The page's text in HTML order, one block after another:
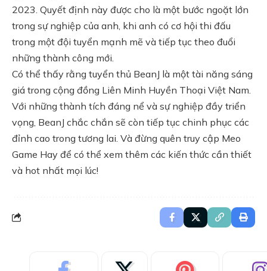
2023. Quyết định này được cho là một bước ngoặt lớn
trong sự nghiệp của anh, khi anh có cơ hội thi đấu
trong một đội tuyển mạnh mẽ và tiếp tục theo đuổi
những thành công mới.
Có thể thấy rằng tuyển thủ BeanJ là một tài năng sáng
giá trong cộng đồng Liên Minh Huyền Thoại Việt Nam.
Với những thành tích đáng nể và sự nghiệp đầy triển
vọng, BeanJ chắc chắn sẽ còn tiếp tục chinh phục các
đỉnh cao trong tương lai. Và đừng quên truy cập Meo
Game Hay để có thể xem thêm các kiến thức cần thiết
và hot nhất mọi lúc!